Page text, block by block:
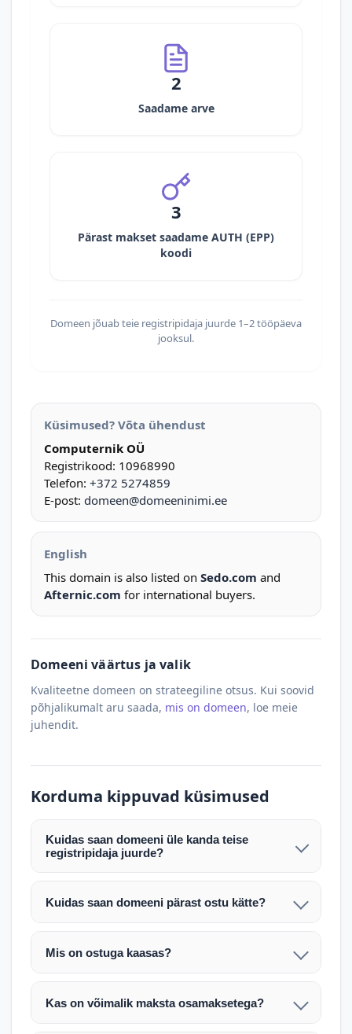
2
Saadame arve
3
Pärast makset saadame AUTH (EPP)
koodi
Domeen jõuab teie registripidaja juurde 1–2 tööpäeva
jooksul.
Küsimused? Võta ühendust
Computernik OÜ
Registrikood: 10968990
Telefon: +372 5274859
E-post: domeen@domeeninimi.ee
English
This domain is also listed on Sedo.com and
Afternic.com for international buyers.
Domeeni väärtus ja valik
Kvaliteetne domeen on strateegiline otsus. Kui soovid
põhjalikumalt aru saada, mis on domeen, loe meie
juhendit.
Korduma kippuvad küsimused
Kuidas saan domeeni üle kanda teise
registripidaja juurde?
Pärast makse laekumist edastame teile domeeni
AUTH (EPP) koodi. Selle abil saate domeeni üle
Domeeni ülekandmine toimub registripidajate
tööpäeva. Täpsemad juhised saadetakse teile e-
posti teel pärast tehingu kinnitamist.
Kuidas saan domeeni pärast ostu kätte?
Pärast ostu vormistamist väljastame arve.
Maksekinnituse järel edastame teile domeeni
enda valitud registripidaja juurde.
Mis on ostuga kaasas?
Ostuga kaasas on domeeninime omandiõigus.
Veebimajutust ja e-posti teenuseid tuleb tellida
Kas on võimalik maksta osamaksetega?